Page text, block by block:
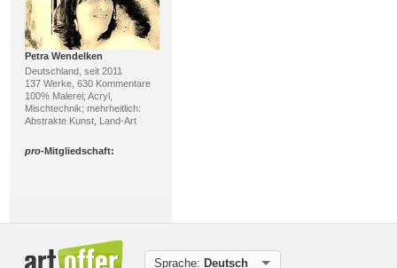
Petra Wendelken
Deutschland, seit 2011
137 Werke, 630 Kommentare
100% Malerei; Acryl,
Mischtechnik; mehrheitlich:
Abstrakte Kunst, Land-Art
pro-Mitgliedschaft:
Sprache: Deutsch